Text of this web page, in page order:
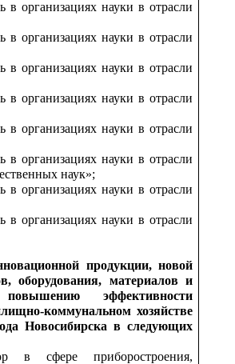
в организациях науки в отрасли
в организациях науки в отрасли
в организациях науки в отрасли
в организациях науки в отрасли
в организациях науки в отрасли
в организациях науки в отрасли
наук»;
в организациях науки в отрасли
в организациях науки в отрасли
продукции, новой
оборудования, материалов и
эффективности
коммунальном хозяйстве
Новосибирска в следующих
в сфере приборостроения,